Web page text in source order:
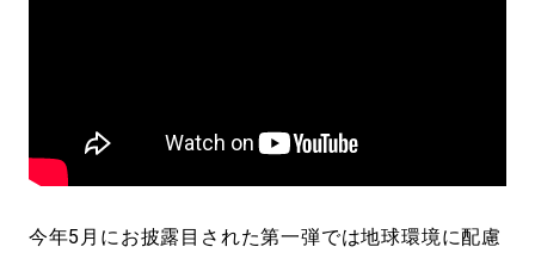
今年5月にお披露目された第一弾では地球環境に配慮